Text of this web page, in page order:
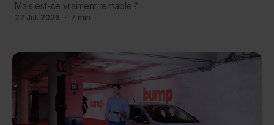
Mais est-ce vraiment rentable ?
22 Jul. 2026 ・ 7 min